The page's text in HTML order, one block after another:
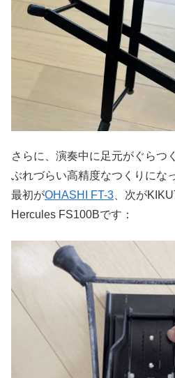
さらに、演奏中に足元がぐらつ
ぶれづらい高精度なつくりにな
最初がOHASHI FT-3 、次が
Hercules FS100Bです：